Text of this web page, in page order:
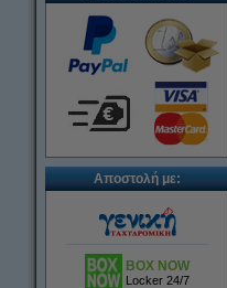
Αποστολή με:
BOX NOW
Locker 24/7